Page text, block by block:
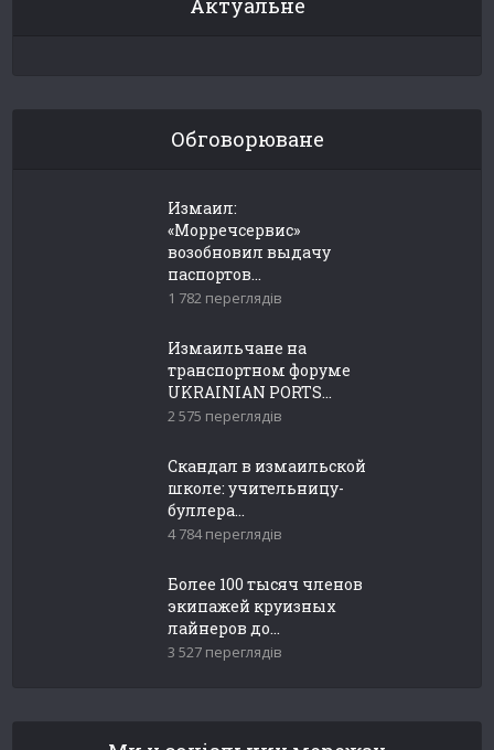
Актуальне
Обговорюване
Измаил:
«Морречсервис»
возобновил выдачу
паспортов...
1 782 переглядів
Измаильчане на
транспортном форуме
UKRAINIAN PORTS...
2 575 переглядів
Скандал в измаильской
школе: учительницу-
буллера...
4 784 переглядів
Более 100 тысяч членов
экипажей круизных
лайнеров до...
3 527 переглядів